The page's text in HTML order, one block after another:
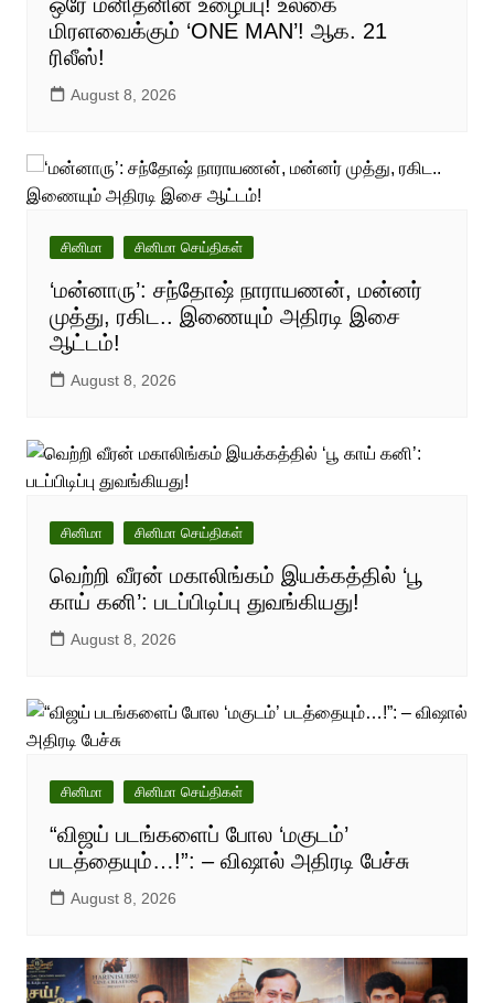
மிரளவைக்கும் ‘ONE MAN’! ஆக. 21
ரிலீஸ்!
August 8, 2026
சினிமா சினிமா செய்திகள்
‘மன்னாரு’: சந்தோஷ் நாராயணன், மன்னர்
முத்து, ரகிட.. இணையும் அதிரடி இசை
ஆட்டம்!
August 8, 2026
சினிமா சினிமா செய்திகள்
வெற்றி வீரன் மகாலிங்கம் இயக்கத்தில் ‘பூ
காய் கனி’: படப்பிடிப்பு துவங்கியது!
August 8, 2026
சினிமா சினிமா செய்திகள்
“விஜய் படங்களைப் போல ‘மகுடம்’
படத்தையும்…!”: – விஷால் அதிரடி பேச்சு
August 8, 2026